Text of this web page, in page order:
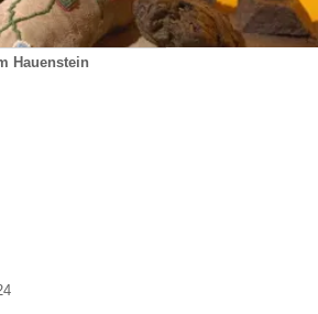
Hauenstein